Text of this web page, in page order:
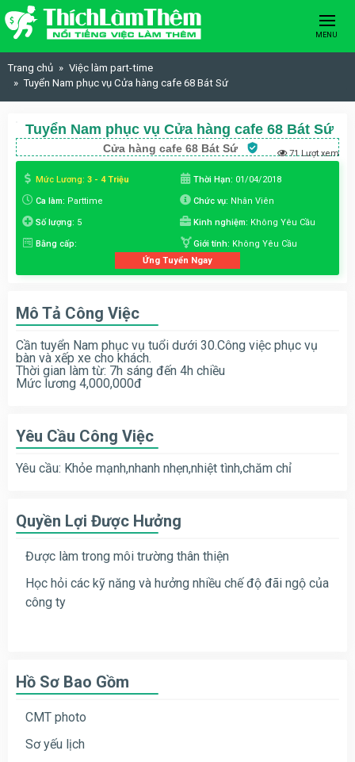
Skip to content
MENU
Trang chủ
Việc làm part-time
Tuyển Nam phục vụ Cửa hàng cafe 68 Bát Sứ
Tuyển Nam phục vụ Cửa hàng cafe 68 Bát Sứ
Cửa hàng cafe 68 Bát Sứ 71 Lượt xem
Mức Lương: 3 - 4 Triệu Thời Hạn: 01/04/2018
Ca làm: Parttime Chức vụ: Nhân Viên
Số lượng: 5 Kinh nghiệm: Không Yêu Cầu
Bằng cấp: Giới tính: Không Yêu Cầu
Ứng Tuyển Ngay
Mô Tả Công Việc
Cần tuyển Nam phục vụ tuổi dưới 30.Công việc phục vụ
bàn và xếp xe cho khách.
Thời gian làm từ: 7h sáng đến 4h chiều
Mức lương 4,000,000đ
Yêu Cầu Công Việc
Yêu cầu: Khỏe mạnh,nhanh nhẹn,nhiệt tình,chăm chỉ
Quyền Lợi Được Hưởng
Được làm trong môi trường thân thiện
Học hỏi các kỹ năng và hưởng nhiều chế độ đãi ngộ của
công ty
Hồ Sơ Bao Gồm
CMT photo
Sơ yếu lịch